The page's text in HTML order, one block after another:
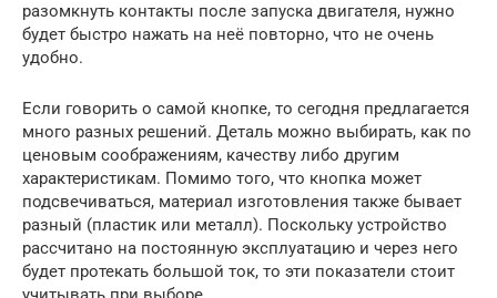
разомкнуть контакты после запуска двигателя, нужно
будет быстро нажать на неё повторно, что не очень
удобно.
Если говорить о самой кнопке, то сегодня предлагается
много разных решений. Деталь можно выбирать, как по
ценовым соображениям, качеству либо другим
характеристикам. Помимо того, что кнопка может
подсвечиваться, материал изготовления также бывает
разный (пластик или металл). Поскольку устройство
рассчитано на постоянную эксплуатацию и через него
будет протекать большой ток, то эти показатели стоит